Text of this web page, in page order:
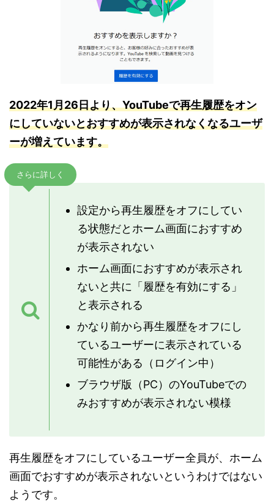
2022年1月26日より、YouTubeで再生履歴をオン
にしていないとおすすめが表示されなくなるユーザ
ーが増えています。
さらに詳しく
設定から再生履歴をオフにしてい
る状態だとホーム画面におすすめ
が表示されない
ホーム画面におすすめが表示され
ないと共に「履歴を有効にする」
と表示される
かなり前から再生履歴をオフにし
ているユーザーに表示されている
可能性がある（ログイン中）
ブラウザ版（PC）のYouTubeでの
みおすすめが表示されない模様
再生履歴をオフにしているユーザー全員が、ホーム
画面でおすすめが表示されないというわけではない
ようです。